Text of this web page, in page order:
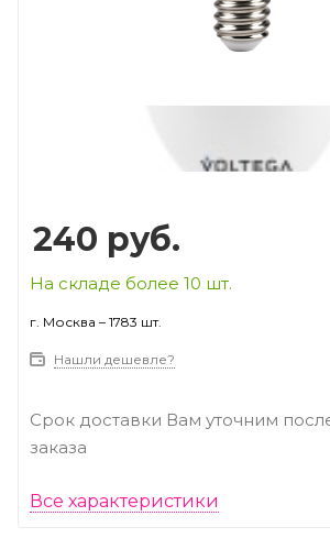
240 руб.
На складе более 10 шт.
г. Москва – 1783 шт.
Нашли дешевле?
Срок доставки Вам уточним
заказа
Все характеристики